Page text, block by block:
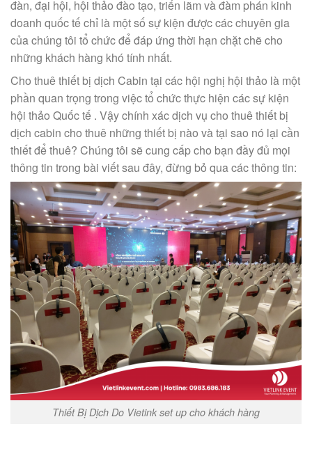
đàn, đại hội, hội thảo đào tạo, triển lãm và đàm phán kinh
doanh quốc tế chỉ là một số sự kiện được các chuyên gia
của chúng tôi tổ chức để đáp ứng thời hạn chặt chẽ cho
những khách hàng khó tính nhất.
Cho thuê thiết bị dịch Cabin tại các hội nghị hội thảo là một
phần quan trọng trong việc tổ chức thực hiện các sự kiện
hội thảo Quốc tế . Vậy chính xác dịch vụ cho thuê thiết bị
dịch cabin cho thuê những thiết bị nào và tại sao nó lại cần
thiết để thuê? Chúng tôi sẽ cung cấp cho bạn đầy đủ mọi
thông tin trong bài viết sau đây, đừng bỏ qua các thông tin:
Thiết Bị Dịch Do Vietink set up cho khách hàng